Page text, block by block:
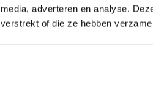
media, adverteren en analyse.
verstrekt of die ze hebben